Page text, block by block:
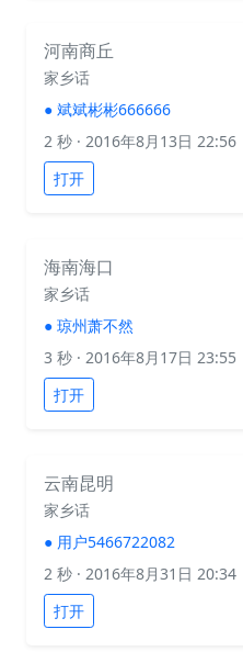
河南商丘
家乡话
● 斌斌彬彬666666
2 秒 · 2016年8月13日 22:56
打开
海南海口
家乡话
● 琼州萧不然
3 秒 · 2016年8月17日 23:55
打开
云南昆明
家乡话
● 用户5466722082
2 秒 · 2016年8月31日 20:34
打开